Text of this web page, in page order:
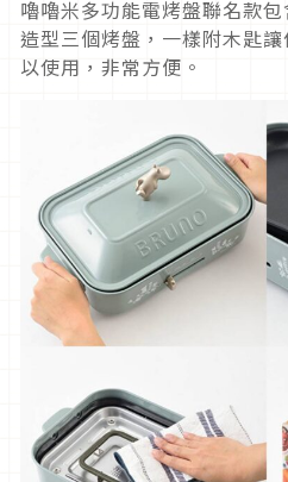
嚕嚕米多功能電烤盤聯名款
造型三個烤盤，一樣附木匙
以使用，非常方便。